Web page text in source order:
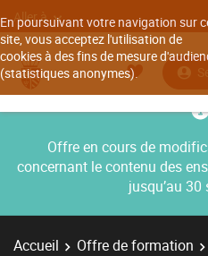
En poursuivant votre navigation sur
site, vous acceptez l'utilisation de
cookies à des fins de mesure
(statistiques anonymes).
Aller à
Offre en cours de
concernant le contenu des
jusqu’au
Accueil Offre de formation